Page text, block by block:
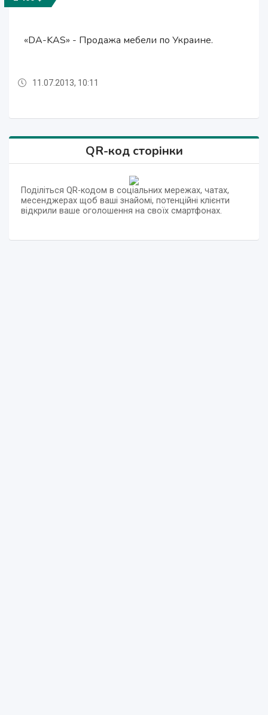
«DA-KAS» - Продажа кроватей, мебели.
«DA-KAS» - Продажа мебели по Украине.
«DA-KAS» - Продажа кроватей, мебели.
«DA-KAS» - Продажа мебели по Украине.
11.07.2013, 10:11
QR-код сторінки
Поділіться QR-кодом в соціальних мережах, чатах,
месенджерах щоб ваші знайомі, потенційні клієнти
відкрили ваше оголошення на своїх смартфонах.